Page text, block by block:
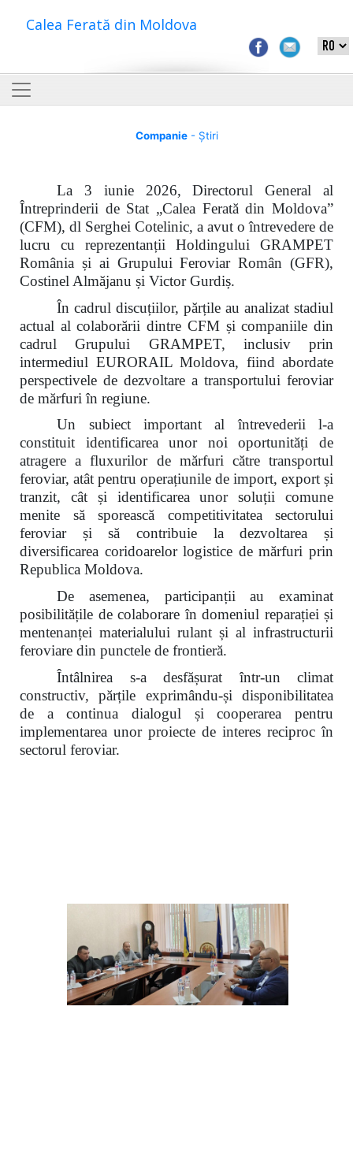
Calea Ferată din Moldova
Companie- Știri
La 3 iunie 2026, Directorul General al
Întreprinderii de Stat „Calea Ferată din Moldova”
(CFM), dl Serghei Cotelinic, a avut o întrevedere de
lucru cu reprezentanții Holdingului GRAMPET
România și ai Grupului Feroviar Român (GFR),
Costinel Almăjanu și Victor Gurdiș.
În cadrul discuțiilor, părțile au analizat stadiul
actual al colaborării dintre CFM și companiile din
cadrul Grupului GRAMPET, inclusiv prin
intermediul EURORAIL Moldova, fiind abordate
perspectivele de dezvoltare a transportului feroviar
de mărfuri în regiune.
Un subiect important al întrevederii l-a
constituit identificarea unor noi oportunități de
atragere a fluxurilor de mărfuri către transportul
feroviar, atât pentru operațiunile de import, export și
tranzit, cât și identificarea unor soluții comune
menite să sporească competitivitatea sectorului
feroviar și să contribuie la dezvoltarea și
diversificarea coridoarelor logistice de mărfuri prin
Republica Moldova.
De asemenea, participanții au examinat
posibilitățile de colaborare în domeniul reparației și
mentenanței materialului rulant și al infrastructurii
feroviare din punctele de frontieră.
Întâlnirea s-a desfășurat într-un climat
constructiv, părțile exprimându-și disponibilitatea
de a continua dialogul și cooperarea pentru
implementarea unor proiecte de interes reciproc în
sectorul feroviar.